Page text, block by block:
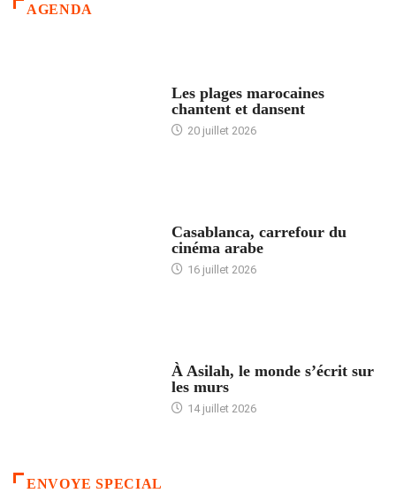
AGENDA
Les plages marocaines
chantent et dansent
20 juillet 2026
Casablanca, carrefour du
cinéma arabe
16 juillet 2026
À Asilah, le monde s’écrit sur
les murs
14 juillet 2026
ENVOYE SPECIAL